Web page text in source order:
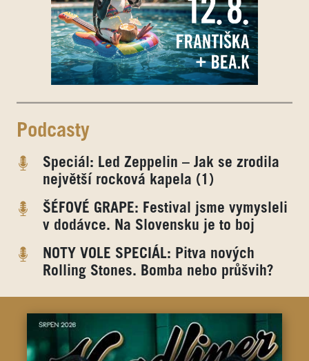
Podcasty
Speciál: Led Zeppelin – Jak se zrodila
největší rocková kapela (1)
ŠÉFOVÉ GRAPE: Festival jsme vymysleli
v dodávce. Na Slovensku je to boj
NOTY VOLE SPECIÁL: Pitva nových
Rolling Stones. Bomba nebo průšvih?